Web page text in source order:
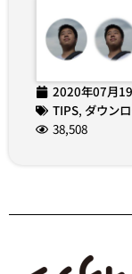
2020年07月
TIPS, ダウン
38,508